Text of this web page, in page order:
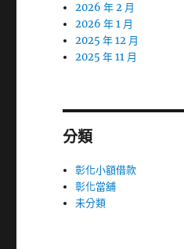
2026 年 2 月
2026 年 1 月
2025 年 12 月
2025 年 11 月
分類
彰化小額借款
彰化當舖
未分類